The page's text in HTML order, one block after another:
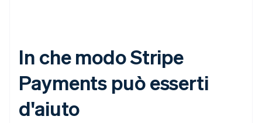
In che modo Stripe
Payments può esserti
d'aiuto